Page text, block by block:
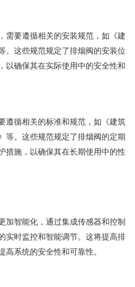
需要遵循相关的安装规范，如《建
。这些规范规定了排烟阀的安装位
以确保其在实际使用中的安全性和
遵循相关的标准和规范，如《建筑
等。这些规范规定了排烟阀的定期
措施，以确保其在长期使用中的性
加智能化，通过集成传感器和控制
实时监控和智能调节。这将提高排
高系统的安全性和可靠性。